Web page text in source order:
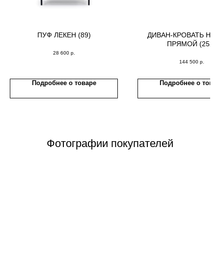
ПУФ ЛЕКЕН (89)
28 600 р.
Подробнее о товаре
ДИВАН-КРОВАТЬ
ПРЯМОЙ (252)
144 500 р.
Подробнее о
Фотографии покупателей